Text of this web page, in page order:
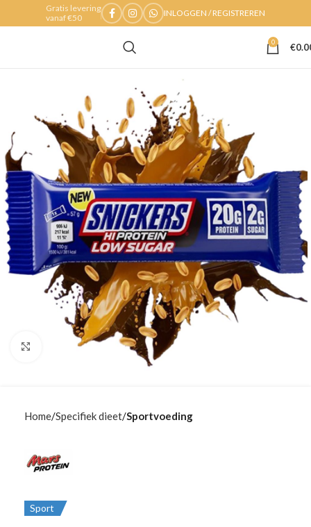
Gratis levering
vanaf €50
INLOGGEN / REGISTREREN
0 €
Klik om te vergroten
Home Specifiek dieet Sportvoeding
Sport